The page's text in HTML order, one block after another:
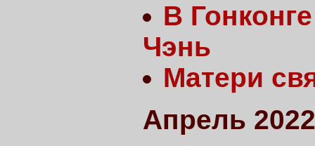
В
Чэнь
Матери
Апрель 2022